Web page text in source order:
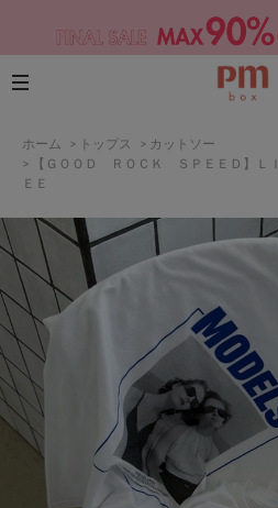
ホーム > トップス > カットソー
>
【ＧＯＯＤ ＲＯＣＫ ＳＰＥＥＤ】
ＥＥ